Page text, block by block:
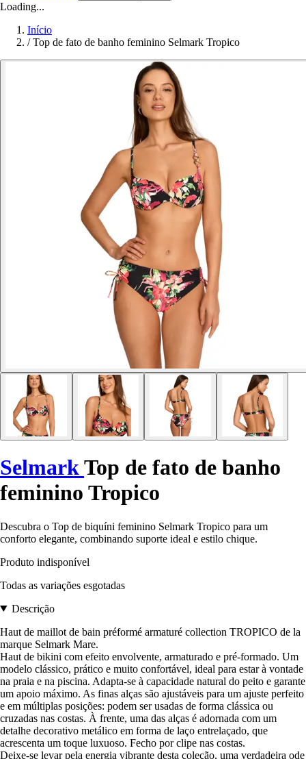
Loading...
Início
/ Top de fato de banho feminino Selmark Tropico
SelmarkTop de fato de banho
feminino Tropico
Descubra o Top de biquíni feminino Selmark Tropico para um
conforto elegante, combinando suporte ideal e estilo chique.
Produto indisponível
Todas as variações esgotadas
Descrição
Haut de maillot de bain préformé armaturé collection TROPICO de la
marque Selmark Mare.
Haut de bikini com efeito envolvente, armaturado e pré-formado. Um
modelo clássico, prático e muito confortável, ideal para estar à vontade
na praia e na piscina. Adapta-se à capacidade natural do peito e garante
um apoio máximo. As finas alças são ajustáveis para um ajuste perfeito
e em múltiplas posições: podem ser usadas de forma clássica ou
cruzadas nas costas. À frente, uma das alças é adornada com um
detalhe decorativo metálico em forma de laço entrelaçado, que
acrescenta um toque luxuoso. Fecho por clipe nas costas.
Deixe-se levar pela energia vibrante desta coleção, uma verdadeira ode